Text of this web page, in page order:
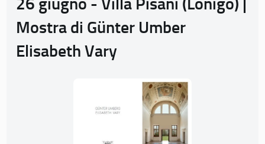
Mostra di Günter Umber
Elisabeth Vary